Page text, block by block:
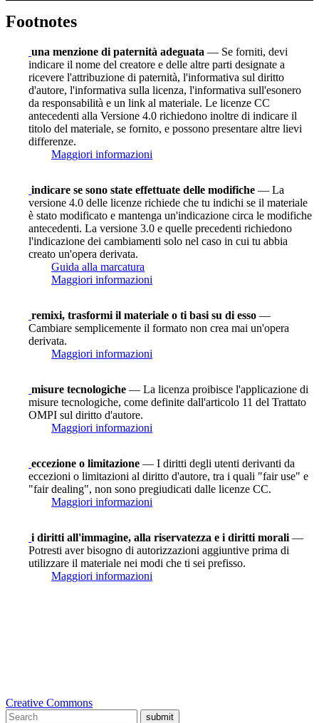
Footnotes
una menzione di paternità adeguata — Se forniti, devi
indicare il nome del creatore e delle altre parti designate a
ricevere l'attribuzione di paternità, l'informativa sul diritto
d'autore, l'informativa sulla licenza, l'informativa sull'esonero
da responsabilità e un link al materiale. Le licenze CC
antecedenti alla Versione 4.0 richiedono inoltre di indicare il
titolo del materiale, se fornito, e possono presentare altre lievi
differenze.
Maggiori informazioni
indicare se sono state effettuate delle modifiche — La
versione 4.0 delle licenze richiede che tu indichi se il materiale
è stato modificato e mantenga un'indicazione circa le modifiche
antecedenti. La versione 3.0 e quelle precedenti richiedono
l'indicazione dei cambiamenti solo nel caso in cui tu abbia
creato un'opera derivata.
Guida alla marcatura
Maggiori informazioni
remixi, trasformi il materiale o ti basi su di esso —
Cambiare semplicemente il formato non crea mai un'opera
derivata.
Maggiori informazioni
misure tecnologiche — La licenza proibisce l'applicazione di
misure tecnologiche, come definite dall'articolo 11 del Trattato
OMPI sul diritto d'autore.
Maggiori informazioni
eccezione o limitazione — I diritti degli utenti derivanti da
eccezioni o limitazioni al diritto d'autore, tra i quali "fair use" e
"fair dealing", non sono pregiudicati dalle licenze CC.
Maggiori informazioni
i diritti all'immagine, alla riservatezza e i diritti morali —
Potresti aver bisogno di autorizzazioni aggiuntive prima di
utilizzare il materiale nei modi che ti sei prefisso.
Maggiori informazioni
Creative Commons
submit